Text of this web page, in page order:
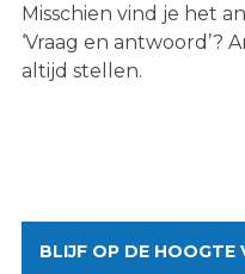
Misschien vind je het
‘Vraag en antwoord’?
altijd stellen.
BLIJF OP DE HOOGTE